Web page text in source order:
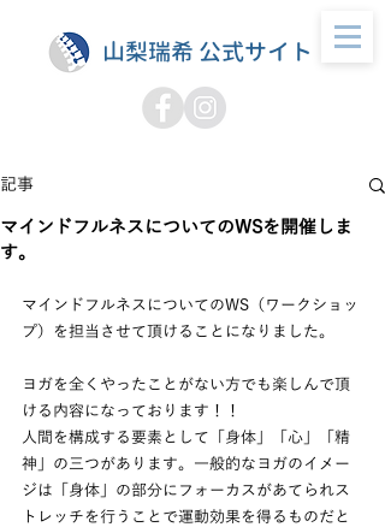
山梨瑞希 公式サイト
記事
マインドフルネスについてのWSを開催しま
す。
マインドフルネスについてのWS（ワークショッ
プ）を担当させて頂けることになりました。
ヨガを全くやったことがない方でも楽しんで頂
ける内容になっております！！
人間を構成する要素として「身体」「心」「精
神」の三つがあります。一般的なヨガのイメー
ジは「身体」の部分にフォーカスがあてられス
トレッチを行うことで運動効果を得るものだと